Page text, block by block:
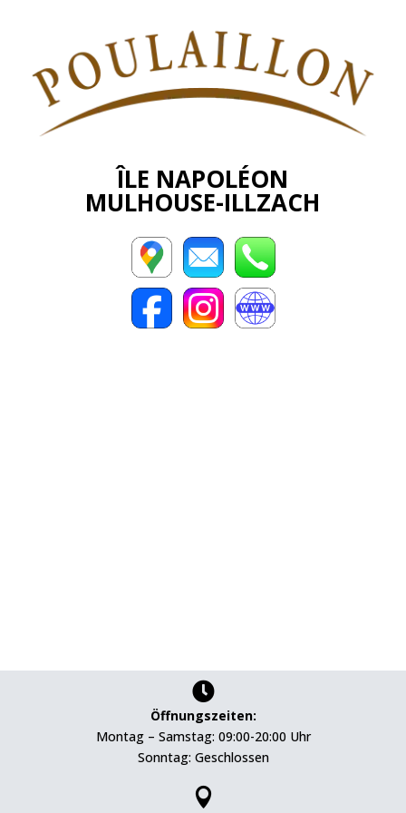
ÎLE NAPOLÉON
MULHOUSE-ILLZACH

Öffnungszeiten:
Montag – Samstag: 09:00-20:00 Uhr
Sonntag: Geschlossen
